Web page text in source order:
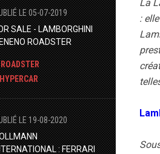
LE 05-07-2019
SALE - LAMBORGHINI
ROADSTER
HYPERCAR
LE 19-08-2020
: FERRARI
La
: